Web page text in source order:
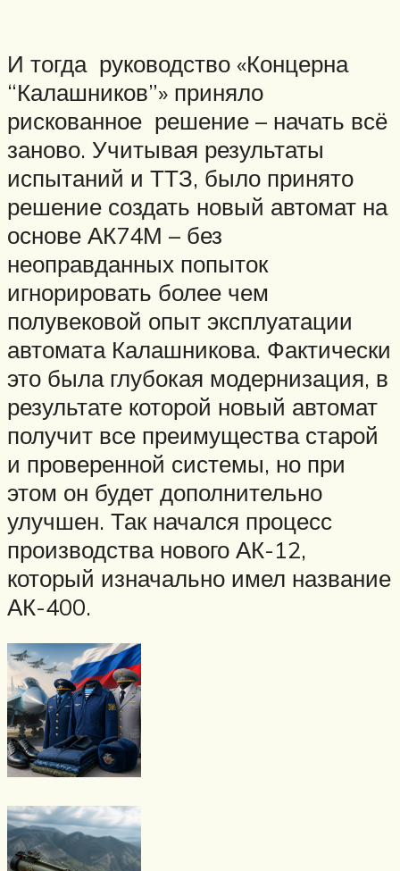
И тогда руководство «Концерна
“Калашников”» приняло
рискованное решение – начать всё
заново. Учитывая результаты
испытаний и ТТЗ, было принято
решение создать новый автомат на
основе АК74М – без
неоправданных попыток
игнорировать более чем
полувековой опыт эксплуатации
автомата Калашникова. Фактически
это была глубокая модернизация, в
результате которой новый автомат
получит все преимущества старой
и проверенной системы, но при
этом он будет дополнительно
улучшен. Так начался процесс
производства нового АК-12,
который изначально имел название
АК-400.